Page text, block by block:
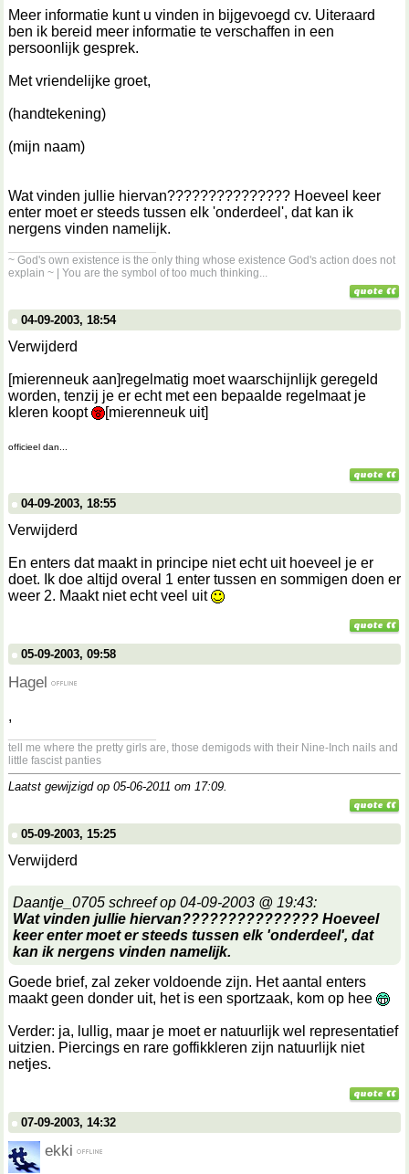
Meer informatie kunt u vinden in bijgevoegd cv. Uiteraard
ben ik bereid meer informatie te verschaffen in een
persoonlijk gesprek.
Met vriendelijke groet,
(handtekening)
(mijn naam)
Wat vinden jullie hiervan??????????????? Hoeveel keer
enter moet er steeds tussen elk 'onderdeel', dat kan ik
nergens vinden namelijk.
~ God's own existence is the only thing whose existence God's action does not
explain ~ | You are the symbol of too much thinking...
04-09-2003, 18:54
Verwijderd
[mierenneuk aan]regelmatig moet waarschijnlijk geregeld
worden, tenzij je er echt met een bepaalde regelmaat je
kleren koopt
[mierenneuk uit]
officieel dan...
04-09-2003, 18:55
Verwijderd
En enters dat maakt in principe niet echt uit hoeveel je er
doet. Ik doe altijd overal 1 enter tussen en sommigen doen er
weer 2. Maakt niet echt veel uit
05-09-2003, 09:58
Hagel
,
tell me where the pretty girls are, those demigods with their Nine-Inch nails and
little fascist panties
Laatst gewijzigd op 05-06-2011 om 17:09.
05-09-2003, 15:25
Verwijderd
Daantje_0705 schreef op 04-09-2003 @ 19:43:
Wat vinden jullie hiervan??????????????? Hoeveel
keer enter moet er steeds tussen elk 'onderdeel', dat
kan ik nergens vinden namelijk.
Goede brief, zal zeker voldoende zijn. Het aantal enters
maakt geen donder uit, het is een sportzaak, kom op hee
Verder: ja, lullig, maar je moet er natuurlijk wel representatief
uitzien. Piercings en rare goffikkleren zijn natuurlijk niet
netjes.
07-09-2003, 14:32
ekki